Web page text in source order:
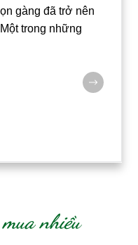
gàng đã trở nên
trong những
nhiều